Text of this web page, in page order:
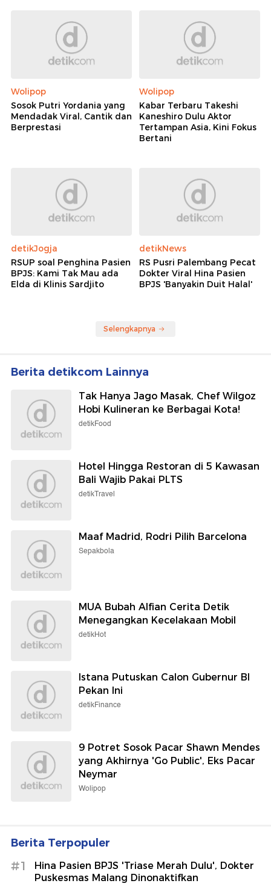
Wolipop
Sosok Putri Yordania yang
Mendadak Viral, Cantik dan
Berprestasi
Wolipop
Kabar Terbaru Takeshi
Kaneshiro Dulu Aktor
Tertampan Asia, Kini Fokus
Bertani
detikJogja
RSUP soal Penghina Pasien
BPJS: Kami Tak Mau ada
Elda di Klinis Sardjito
detikNews
RS Pusri Palembang Pecat
Dokter Viral Hina Pasien
BPJS 'Banyakin Duit Halal'
Selengkapnya
Berita detikcom Lainnya
Tak Hanya Jago Masak, Chef Wilgoz
Hobi Kulineran ke Berbagai Kota!
detikFood
Hotel Hingga Restoran di 5 Kawasan
Bali Wajib Pakai PLTS
detikTravel
Maaf Madrid, Rodri Pilih Barcelona
Sepakbola
MUA Bubah Alfian Cerita Detik
Menegangkan Kecelakaan Mobil
detikHot
Istana Putuskan Calon Gubernur BI
Pekan Ini
detikFinance
9 Potret Sosok Pacar Shawn Mendes
yang Akhirnya 'Go Public', Eks Pacar
Neymar
Wolipop
Berita Terpopuler
#1
Hina Pasien BPJS 'Triase Merah Dulu', Dokter
Puskesmas Malang Dinonaktifkan